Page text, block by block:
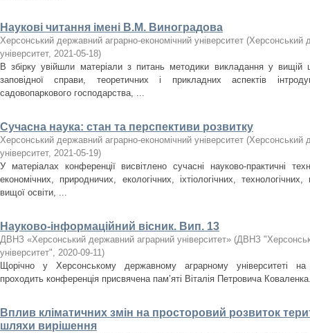
Наукові читання імені В.М. Виноградова
Херсонський державний аграрно-економічний університет (Херсонський
університет, 2021-05-18)
В збірку увійшли матеріали з питань методики викладання у вищій
заповідної справи, теоретичних і прикладних аспектів
садовопаркового господарства, ...
Сучасна наука: стан та перспективи розвитку
Херсонський державний аграрно-економічний університет (Херсонський
університет, 2021-05-19)
У матеріалах конференції висвітлено сучасні науково-практичні
економічних, природничих, екологічних, іхтіологічних,
вищої освіти, ...
Науково-інформаційний вісник. Вип. 13
ДВНЗ «Херсонський державний аграрний університет» (ДВНЗ
університет", 2020-09-11)
Щорічно у Херсонському державному аграрному університеті на
проходить конференція присвячена пам’яті Віталія Петровича
Вплив кліматичних змін на просторовий розвиток
шляхи вирішення